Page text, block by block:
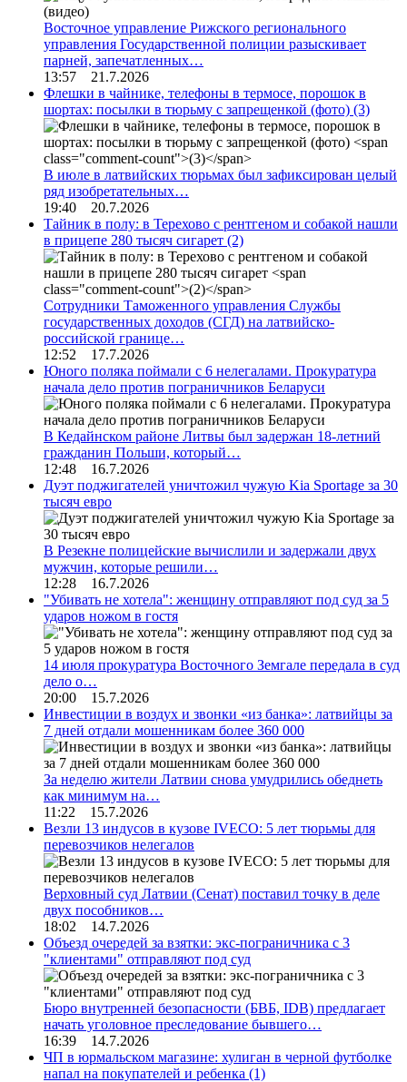
Восточное управление Рижского регионального
управления Государственной полиции разыскивает
парней, запечатленных…
13:57 21.7.2026
Флешки в чайнике, телефоны в термосе, порошок в
шортах: посылки в тюрьму с запрещенкой (фото) (3)
В июле в латвийских тюрьмах был зафиксирован целый
ряд изобретательных…
19:40 20.7.2026
Тайник в полу: в Терехово с рентгеном и собакой нашли
в прицепе 280 тысяч сигарет (2)
Сотрудники Таможенного управления Службы
государственных доходов (СГД) на латвийско-
российской границе…
12:52 17.7.2026
Юного поляка поймали с 6 нелегалами. Прокуратура
начала дело против пограничников Беларуси
В Кедайнском районе Литвы был задержан 18-летний
гражданин Польши, который…
12:48 16.7.2026
Дуэт поджигателей уничтожил чужую Kia Sportage за 30
тысяч евро
В Резекне полицейские вычислили и задержали двух
мужчин, которые решили…
12:28 16.7.2026
"Убивать не хотела": женщину отправляют под суд за 5
ударов ножом в гостя
14 июля прокуратура Восточного Земгале передала в суд
дело о…
20:00 15.7.2026
Инвестиции в воздух и звонки «из банка»: латвийцы за
7 дней отдали мошенникам более 360 000
За неделю жители Латвии снова умудрились обеднеть
как минимум на…
11:22 15.7.2026
Везли 13 индусов в кузове IVECO: 5 лет тюрьмы для
перевозчиков нелегалов
Верховный суд Латвии (Сенат) поставил точку в деле
двух пособников…
18:02 14.7.2026
Объезд очередей за взятки: экс-пограничника с 3
"клиентами" отправляют под суд
Бюро внутренней безопасности (БВБ, IDB) предлагает
начать уголовное преследование бывшего…
16:39 14.7.2026
ЧП в юрмальском магазине: хулиган в черной футболке
напал на покупателей и ребенка (1)